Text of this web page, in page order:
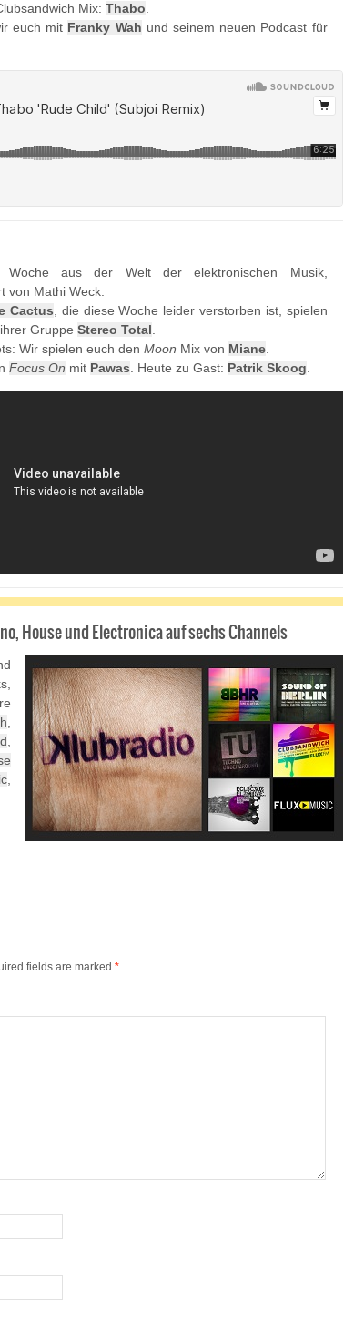
Mix:Thabo
euch mit Franky Wah und seinem neuen Podcast für
aus der Welt der elektronischen Musik,
von Mathi Weck.
Cactus , die diese Woche leider verstorben ist, spielen
GruppeStereo Total
Wir spielen euch denMoon Mix von Miane
Focus On mit Pawas . Heute zu Gast: Patrik Skoog
House und Electronica auf sechs Channels
fields are marked *